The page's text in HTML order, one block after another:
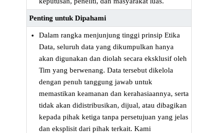
Penting untuk Dipahami
Dalam rangka menjunjung tinggi prinsip Etika
Data, seluruh data yang dikumpulkan hanya
akan digunakan dan diolah secara eksklusif oleh
Tim yang berwenang. Data tersebut dikelola
dengan penuh tanggung jawab untuk
memastikan keamanan dan kerahasiaannya, serta
tidak akan didistribusikan, dijual, atau dibagikan
kepada pihak ketiga tanpa persetujuan yang jelas
dan eksplisit dari pihak terkait. Kami